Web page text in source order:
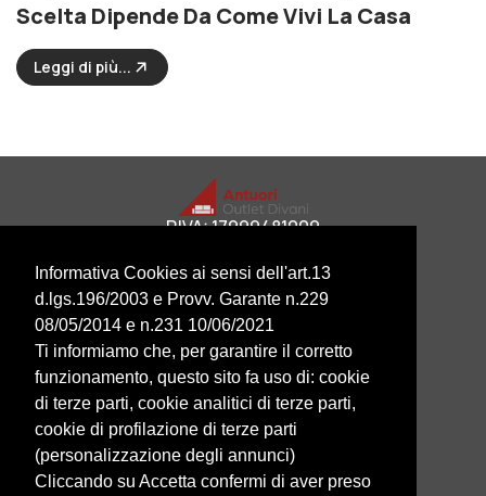
Informativa Cookies ai sensi dell'art.13
d.lgs.196/2003 e Provv. Garante n.229
08/05/2014 e n.231 10/06/2021
Ti informiamo che, per garantire il corretto
funzionamento, questo sito fa uso di: cookie
di terze parti, cookie analitici di terze parti,
cookie di profilazione di terze parti
(personalizzazione degli annunci)
Cliccando su Accetta confermi di aver preso
Scelta Dipende Da Come Vivi La Casa
Leggi di più...
P.IVA: 17999481009
DIVANI LETTO
DIVANI
POLTRONE RELAX
HOME
CONTATTI
CHI SIAMO
BLOG
PRIVACY POLICY
COOKIE POLICY